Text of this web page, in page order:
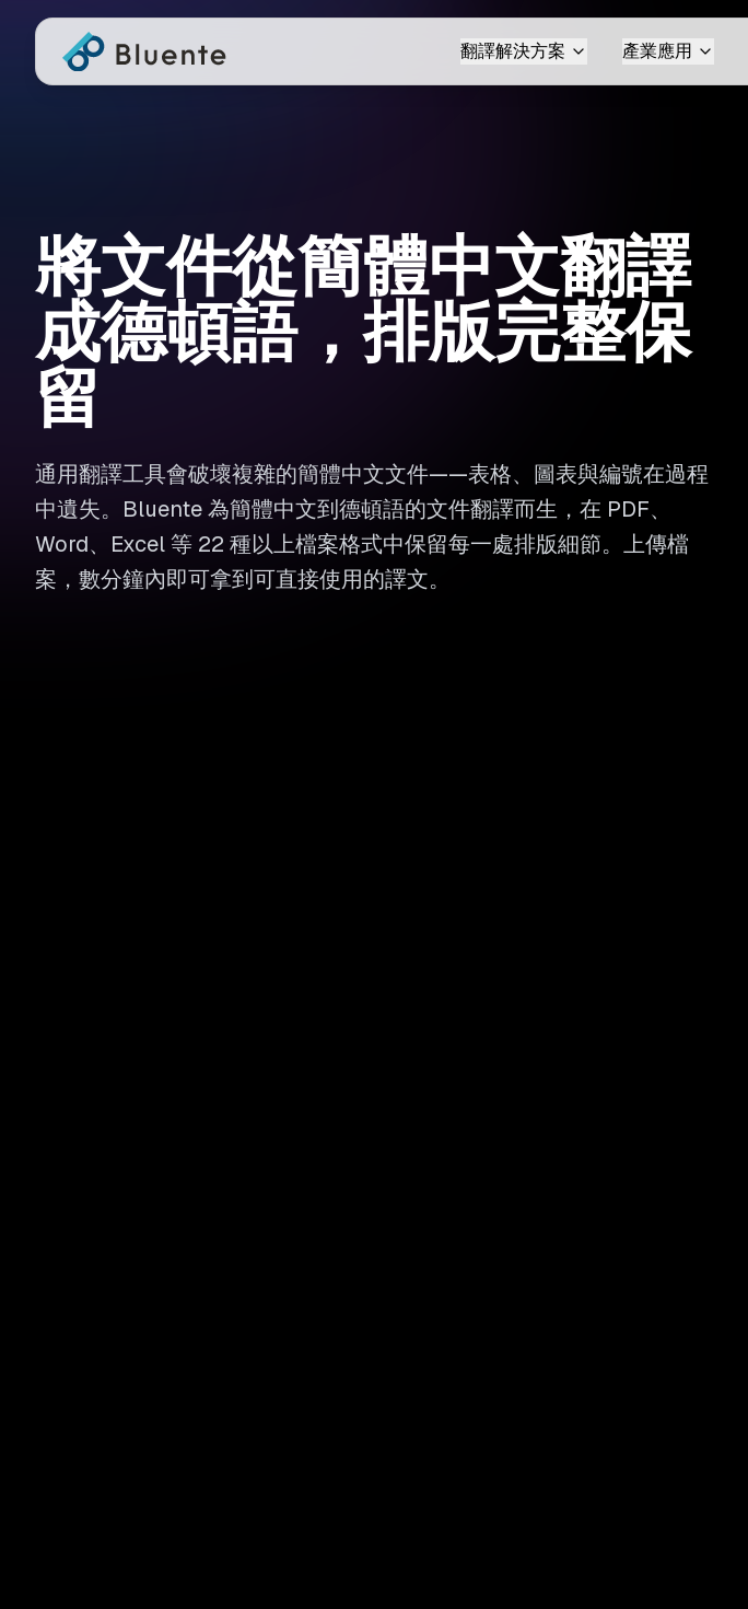
翻譯解決方案 產業應用
將文件從簡體中文翻譯
成德頓語，排版完整保
留
通用翻譯工具會破壞複雜的簡體中文文件——表格、圖表與編號在過程
中遺失。Bluente 為簡體中文到德頓語的文件翻譯而生，在 PDF、
Word、Excel 等 22 種以上檔案格式中保留每一處排版細節。上傳檔
案，數分鐘內即可拿到可直接使用的譯文。